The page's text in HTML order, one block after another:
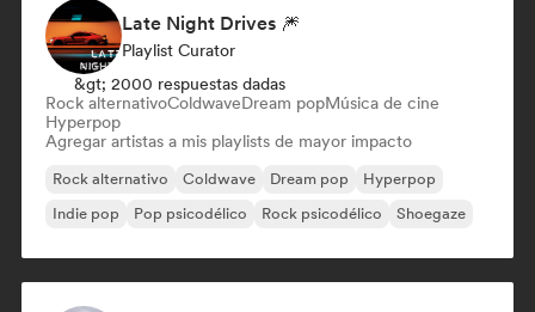
Late Night Drives 🎆
Playlist Curator
&gt; 2000 respuestas dadas
Rock alternativoColdwaveDream popMúsica de cine
Hyperpop
Agregar artistas a mis playlists de mayor impacto
Rock alternativo Coldwave Dream pop
Hyperpop
Indie pop
Pop psicodélico Rock psicodélico Shoegaze